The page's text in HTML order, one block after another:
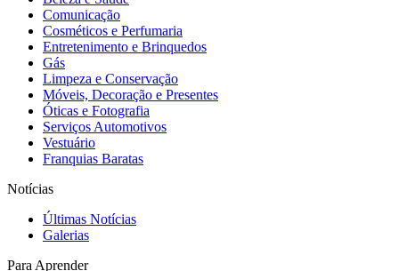
Comunicação
Cosméticos e Perfumaria
Entretenimento e Brinquedos
Gás
Limpeza e Conservação
Móveis, Decoração e Presentes
Óticas e Fotografia
Serviços Automotivos
Vestuário
Franquias Baratas
Notícias
Últimas Notícias
Galerias
Para Aprender